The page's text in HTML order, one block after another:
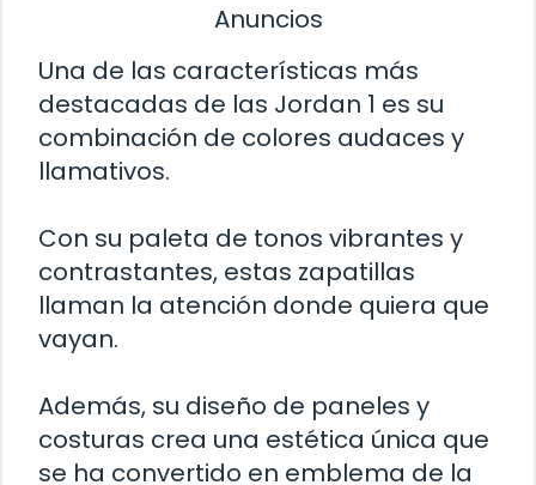
Anuncios
Una de las características más
destacadas de las Jordan 1 es su
combinación de colores audaces y
llamativos.
Con su paleta de tonos vibrantes y
contrastantes, estas zapatillas
llaman la atención donde quiera que
vayan.
Además, su diseño de paneles y
costuras crea una estética única que
se ha convertido en emblema de la